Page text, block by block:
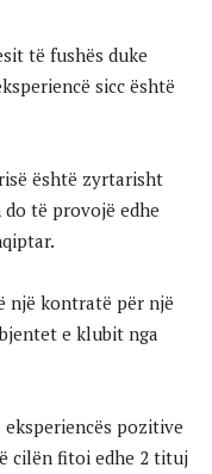
të fushës duke
sicc është
është zyrtarisht
do të provojë edhe
një kontratë për një
e klubit nga
pozitive
cilën fitoi edhe 2 tituj